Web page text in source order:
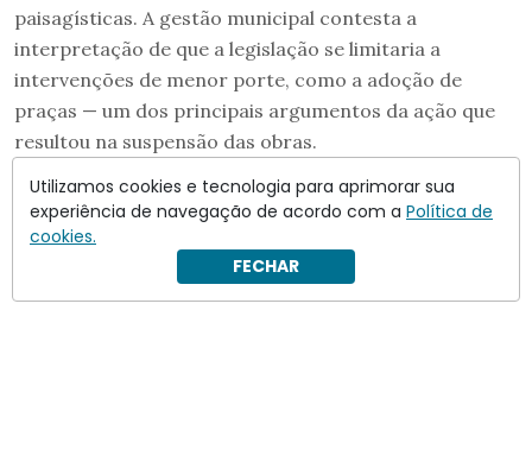
paisagísticas. A gestão municipal contesta a
interpretação de que a legislação se limitaria a
intervenções de menor porte, como a adoção de
praças — um dos principais argumentos da ação que
resultou na suspensão das obras.
Utilizamos cookies e tecnologia para aprimorar sua
experiência de navegação de acordo com a Política de
cookies.
FECHAR